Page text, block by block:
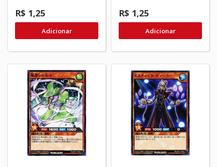
R$ 1,25
Adicionar
R$ 1,25
Adicionar